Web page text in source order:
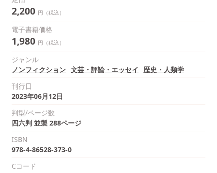
2,200 円（税込）
電子書籍価格
1,980 円（税込）
ジャンル
ノンフィクション 文芸・評論・エッセイ
歴史・人類学
刊行日
2023年06月12日
判型/ページ数
四六判 並製 288ページ
ISBN
978-4-86528-373-0
Cコード